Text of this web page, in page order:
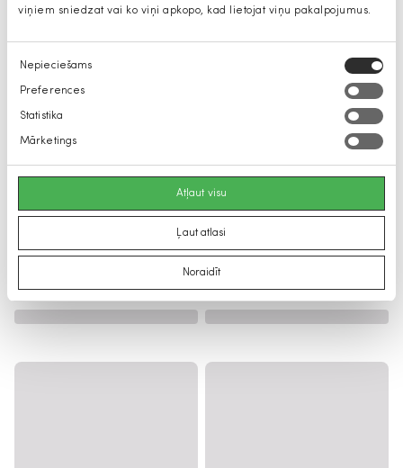
viņiem sniedzat vai ko viņi apkopo, kad lietojat viņu pakalpojumus.
Piekrišanas
izvēle
Nepieciešams
Preferences
Statistika
Mārketings
Atļaut visu
Ļaut atlasi
Noraidīt